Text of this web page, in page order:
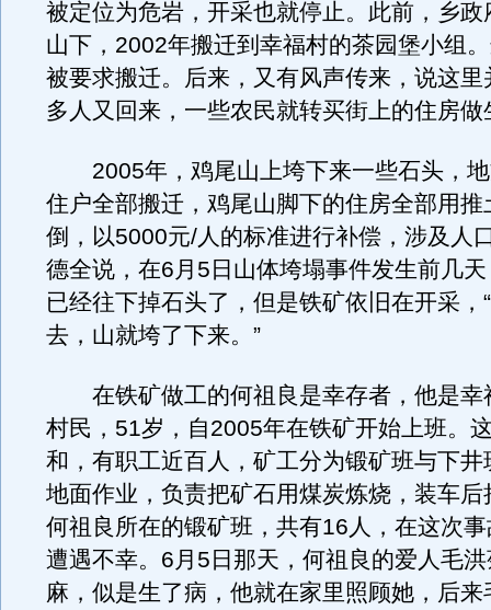
被定位为危岩，开采也就停止。此前，乡政
山下，2002年搬迁到幸福村的茶园堡小组
被要求搬迁。后来，又有风声传来，说这里
多人又回来，一些农民就转买街上的住房做
2005年，鸡尾山上垮下来一些石头，地
住户全部搬迁，鸡尾山脚下的住房全部用推
倒，以5000元/人的标准进行补偿，涉及人
德全说，在6月5日山体垮塌事件发生前几
已经往下掉石头了，但是铁矿依旧在开采，
去，山就垮了下来。”
在铁矿做工的何祖良是幸存者，他是幸
村民，51岁，自2005年在铁矿开始上班。
和，有职工近百人，矿工分为锻矿班与下井
地面作业，负责把矿石用煤炭炼烧，装车后
何祖良所在的锻矿班，共有16人，在这次
遭遇不幸。6月5日那天，何祖良的爱人毛
麻，似是生了病，他就在家里照顾她，后